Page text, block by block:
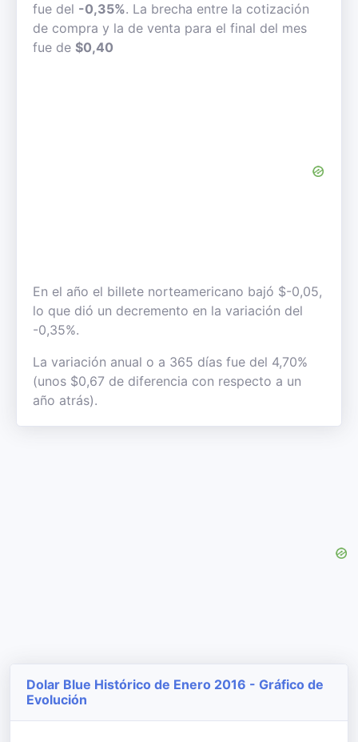
fue del -0,35%. La brecha entre la cotización
de compra y la de venta para el final del mes
fue de $0,40
En el año el billete norteamericano bajó $-0,05,
lo que dió un decremento en la variación del
-0,35%.
La variación anual o a 365 días fue del 4,70%
(unos $0,67 de diferencia con respecto a un
año atrás).
Dolar Blue Histórico de Enero 2016 - Gráfico de
Evolución